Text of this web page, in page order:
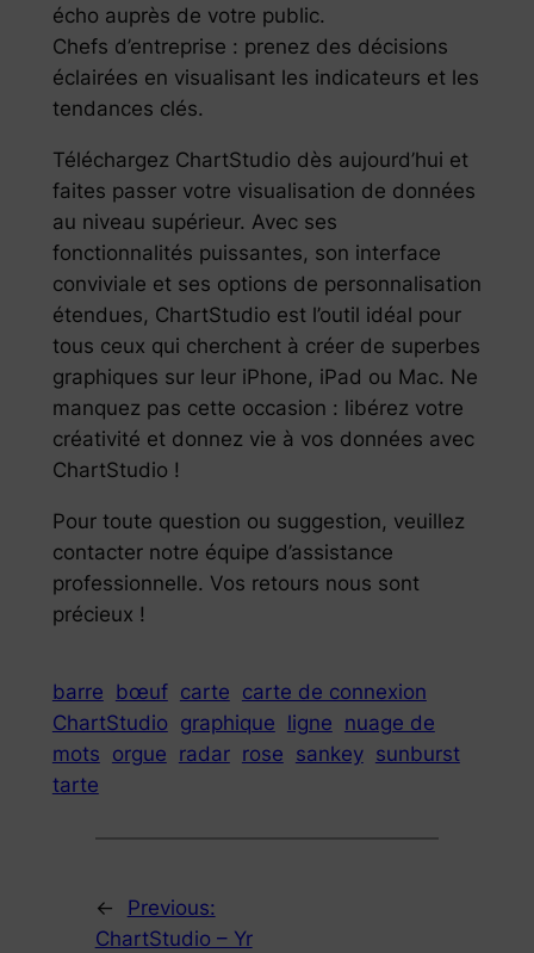
écho auprès de votre public.
Chefs d’entreprise : prenez des décisions
éclairées en visualisant les indicateurs et les
tendances clés.
Téléchargez ChartStudio dès aujourd’hui et
faites passer votre visualisation de données
au niveau supérieur. Avec ses
fonctionnalités puissantes, son interface
conviviale et ses options de personnalisation
étendues, ChartStudio est l’outil idéal pour
tous ceux qui cherchent à créer de superbes
graphiques sur leur iPhone, iPad ou Mac. Ne
manquez pas cette occasion : libérez votre
créativité et donnez vie à vos données avec
ChartStudio !
Pour toute question ou suggestion, veuillez
contacter notre équipe d’assistance
professionnelle. Vos retours nous sont
précieux !
barre bœuf carte carte de connexion
ChartStudio graphique ligne nuage de
mots orgue radar rose sankey sunburst
tarte
←
Previous:
ChartStudio – Yr